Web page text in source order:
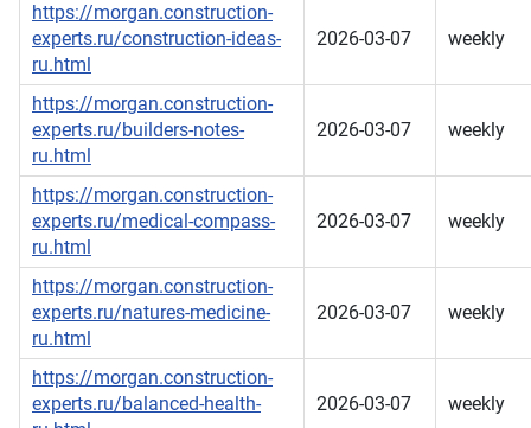
https://morgan.construction-
experts.ru/construction-ideas-
ru.html
2026-03-07 weekly
https://morgan.construction-
experts.ru/builders-notes-
ru.html
2026-03-07 weekly
https://morgan.construction-
experts.ru/medical-compass-
ru.html
2026-03-07 weekly
https://morgan.construction-
experts.ru/natures-medicine-
ru.html
2026-03-07 weekly
https://morgan.construction-
experts.ru/balanced-health-
2026-03-07 weekly